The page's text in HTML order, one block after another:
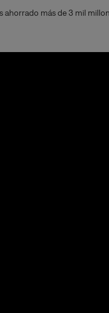
ahorrado más de 3 mil